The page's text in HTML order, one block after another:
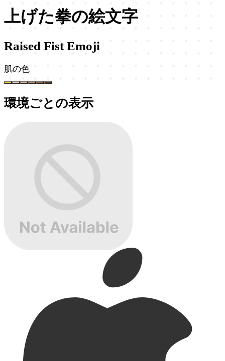
上げた拳の絵文字
Raised Fist Emoji
肌の色
環境ごとの表示